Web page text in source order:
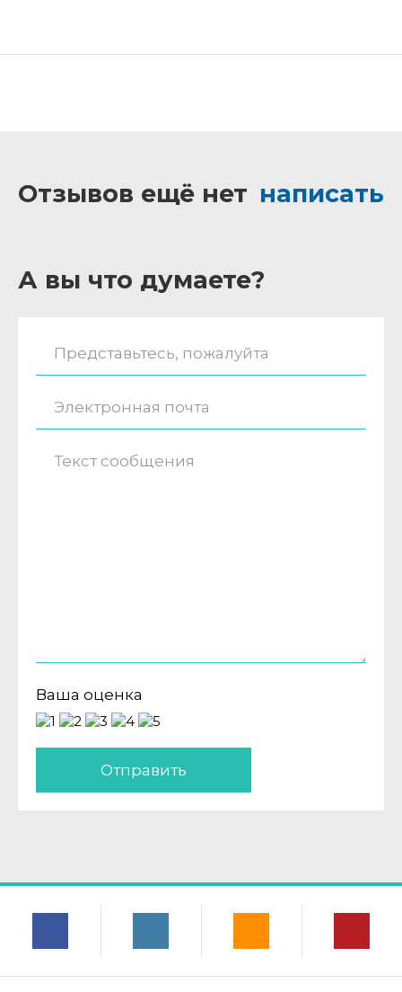
Отзывов ещё нет написать
А вы что думаете?
Ваша оценка
Отправить